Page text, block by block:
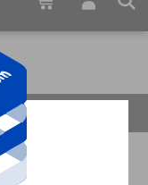
12m: 41s